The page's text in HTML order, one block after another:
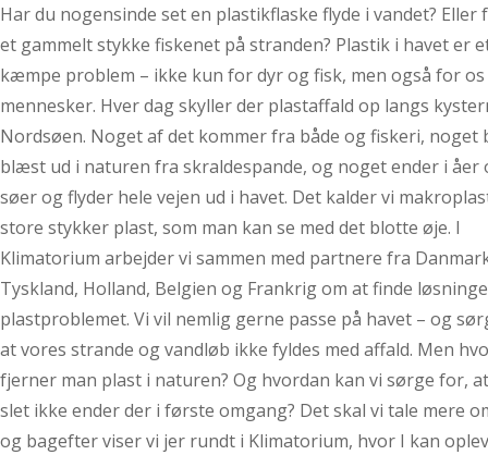
Har du nogensinde set en plastikflaske flyde i vandet? Eller
et gammelt stykke fiskenet på stranden? Plastik i havet er
kæmpe problem – ikke kun for dyr og fisk, men også for os
mennesker. Hver dag skyller der plastaffald op langs
Nordsøen. Noget af det kommer fra både og fiskeri, noget
blæst ud i naturen fra skraldespande, og noget ender i åer
søer og flyder hele vejen ud i havet. Det kalder vi
store stykker plast, som man kan se med det blotte øje. I
Klimatorium arbejder vi sammen med partnere fra
Tyskland, Holland, Belgien og Frankrig om at finde
plastproblemet. Vi vil nemlig gerne passe på havet – og
at vores strande og vandløb ikke fyldes med affald. Men
fjerner man plast i naturen? Og hvordan kan vi sørge for,
slet ikke ender der i første omgang? Det skal vi tale mere
og bagefter viser vi jer rundt i Klimatorium, hvor I kan